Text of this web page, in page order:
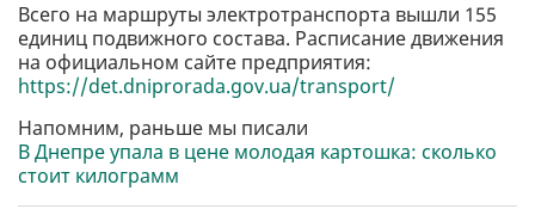
Всего на маршруты электротранспорта вышли 155
единиц подвижного состава. Расписание движения
на официальном сайте предприятия:
https://det.dniprorada.gov.ua/transport/
Напомним, раньше мы писали
В Днепре упала в цене молодая картошка: сколько
стоит килограмм